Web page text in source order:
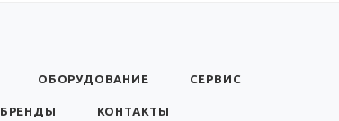
ОБОРУДОВАНИЕ СЕРВИС
БРЕНДЫ КОНТАКТЫ